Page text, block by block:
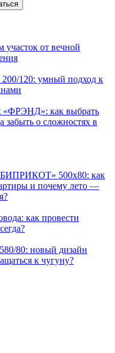
участок от вечной
120: умный подход к
«ФРЭНД»: как выбрать
забыть о сложностях в
500x80: как
и почему лето —
как провести
80: новый дизайн
к чугуну?